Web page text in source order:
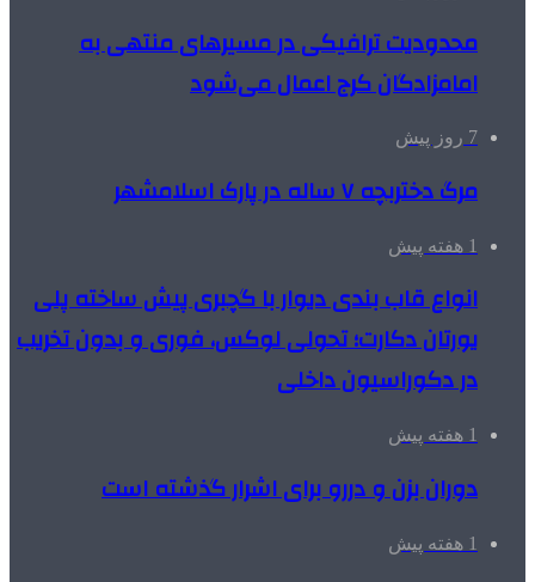
محدودیت ترافیکی در مسیرهای منتهی به
امامزادگان کرج اعمال می‌شود
7 روز پیش
مرگ دختربچه ۷ ساله در پارک اسلامشهر
1 هفته پیش
انواع قاب بندی دیوار با گچبری پیش ساخته پلی
یورتان دکارت؛ تحولی لوکس، فوری و بدون تخریب
در دکوراسیون داخلی
1 هفته پیش
دوران بزن و دررو برای اشرار گذشته است
1 هفته پیش